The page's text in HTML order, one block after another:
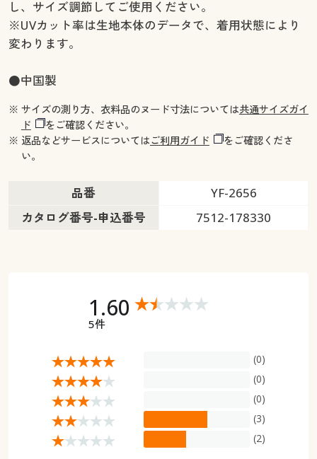
し、サイズ調節してご使用ください。
※UVカット率は生地本体のデータで、着用状態により
変わります。
●中国製
※ サイズの測り方、衣料品のヌード寸法については共通サイズガイ
ド
をご確認ください。
※ 返品などサービスについてはご利用ガイド
をご確認くださ
い。
品番
YF-2656
カタログ番号-申込番号
7512-178330
1.60
5件
(0)
(0)
(0)
(3)
(2)